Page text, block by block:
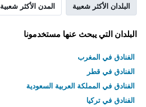
البلدان الأكثر شعبية المدن الأكثر شعبية
البلدان التي يبحث عنها مستخدمونا
الفنادق في المغرب
الفنادق في قطر
الفنادق في المملكة العربية السعودية
الفنادق في تركيا